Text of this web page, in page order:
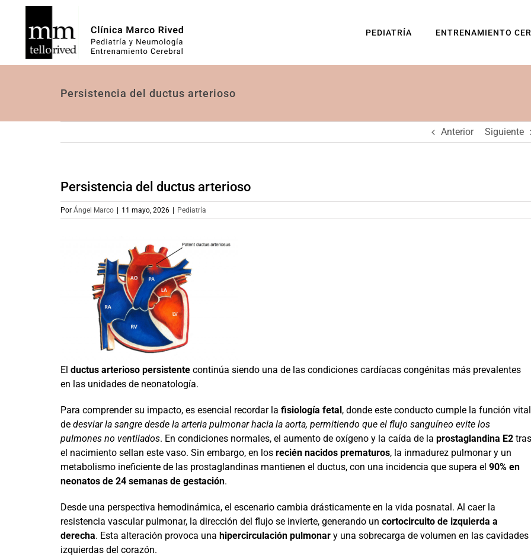
contenido
PEDIATRÍA ENTRENAMIENTO
Persistencia del ductus arterioso
Anterior Siguiente
Persistencia del ductus arterioso
Por Ángel Marco 11 mayo, 2026 Pediatría
El ductus arterioso persistentecontinúa siendo una de las condiciones cardíacas congénitas más prevalentes
en las unidades de neonatología.
Para comprender su impacto, es esencial recordar la fisiología fetal , donde este conducto cumple la función vital
de desviar la sangre desde la arteria pulmonar hacia la aorta, permitiendo que el flujo sanguíneo evite los
pulmones no ventilados. En condiciones normales, el aumento de oxígeno y la caída de la prostaglandina E2tras
el nacimiento sellan este vaso. Sin embargo, en los recién nacidos prematuros, la inmadurez pulmonar y un
metabolismo ineficiente de las prostaglandinas mantienen el ductus, con una incidencia que supera el 90% en
neonatos de 24 semanas de gestación.
Desde una perspectiva hemodinámica, el escenario cambia drásticamente en la vida posnatal. Al caer la
resistencia vascular pulmonar, la dirección del flujo se invierte, generando un cortocircuito de izquierda a
derecha. Esta alteración provoca una hipercirculación pulmonary una sobrecarga de volumen en las cavidades
izquierdas del corazón.